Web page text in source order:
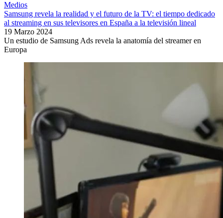
Medios
Samsung revela la realidad y el futuro de la TV: el tiempo dedicado
al streaming en sus televisores en España a la televisión lineal
19 Marzo 2024
Un estudio de Samsung Ads revela la anatomía del streamer en
Europa